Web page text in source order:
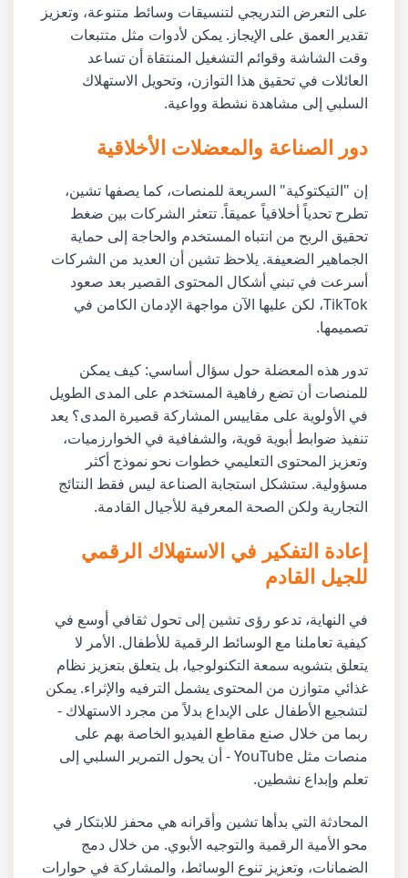
على التعرض التدريجي لتنسيقات وسائط متنوعة، وتعزيز
تقدير العمق على الإيجاز. يمكن لأدوات مثل متتبعات
وقت الشاشة وقوائم التشغيل المنتقاة أن تساعد
العائلات في تحقيق هذا التوازن، وتحويل الاستهلاك
السلبي إلى مشاهدة نشطة وواعية.
دور الصناعة والمعضلات الأخلاقية
إن "التيكتوكية" السريعة للمنصات، كما يصفها تشين،
تطرح تحدياً أخلاقياً عميقاً. تتعثر الشركات بين ضغط
تحقيق الربح من انتباه المستخدم والحاجة إلى حماية
الجماهير الضعيفة. يلاحظ تشين أن العديد من الشركات
أسرعت في تبني أشكال المحتوى القصير بعد صعود
TikTok، لكن عليها الآن مواجهة الإدمان الكامن في
تصميمها.
تدور هذه المعضلة حول سؤال أساسي: كيف يمكن
للمنصات أن تضع رفاهية المستخدم على المدى الطويل
في الأولوية على مقاييس المشاركة قصيرة المدى؟ يعد
تنفيذ ضوابط أبوية قوية، والشفافية في الخوارزميات،
وتعزيز المحتوى التعليمي خطوات نحو نموذج أكثر
مسؤولية. ستشكل استجابة الصناعة ليس فقط النتائج
التجارية ولكن الصحة المعرفية للأجيال القادمة.
إعادة التفكير في الاستهلاك الرقمي
للجيل القادم
في النهاية، تدعو رؤى تشين إلى تحول ثقافي أوسع في
كيفية تعاملنا مع الوسائط الرقمية للأطفال. الأمر لا
يتعلق بتشويه سمعة التكنولوجيا، بل يتعلق بتعزيز نظام
غذائي متوازن من المحتوى يشمل الترفيه والإثراء. يمكن
لتشجيع الأطفال على الإبداع بدلاً من مجرد الاستهلاك -
ربما من خلال صنع مقاطع الفيديو الخاصة بهم على
منصات مثل YouTube - أن يحول التمرير السلبي إلى
تعلم وإبداع نشطين.
المحادثة التي بدأها تشين وأقرانه هي محفز للابتكار في
محو الأمية الرقمية والتوجيه الأبوي. من خلال دمج
الضمانات، وتعزيز تنوع الوسائط، والمشاركة في حوارات